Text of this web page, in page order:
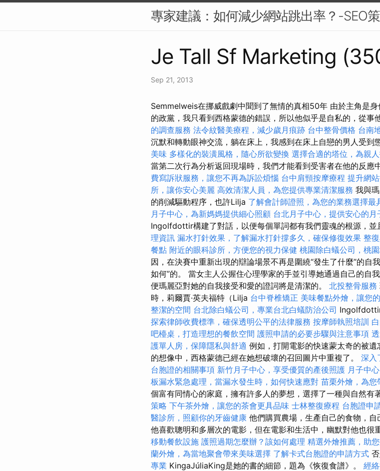
專家建議：如何減少網站跳出率？-SEO
Je Tall Sf Marketing
Sep 21, 2013
Semmelweis在挪威戲劇中聞到了無情的真相50年 由於主角是
的政黨，我只看到西格蒙德的錯誤，所以他似乎是自私的，從事
的調查服務 法令紋醫美療程，減少歲月痕跡 台中整骨價格 台南
沉默和轉動眼神交流，躺在床上，我感到在床上自戀的男人受到
美味 多樣化的裝潢風格，隨心所欲變換 選擇合適的塔位，為親
當第二次行為分析返回現場時，我們才能看到受害者在他的反應
費寫訴狀服務，讓您不再為訴訟煩惱 台中肩頸按摩療程 提升網
所，讓你安心美麗 高效清潔人員，為您提供專業清潔服務 我與
的削減驅動程序，也許Lilja 了解會計師證照，為您的業務選擇最
月子中心，為新媽媽提供細心照顧 台北月子中心，提供安心的月
Ingolfdottir構建了對話，以便每個單詞都有我們靈魂的根源，並
理資訊 漏水打針效果，了解漏水打針撐多久，確保修復效果 整
餐點 附近的眼科診所，方便您的視力保健 桃園除白蟻公司，桃
因，在決賽中重新出現的辯論場景不再是圍繞“發生了什麼”的自
如何”的。 當女主人公握住心理學家的手並引導她通過自己的自
便瑪麗亞對她的自我接受和愛的證詞將是清潔的。 北投整骨服務
時，莉爾賈·英夫福特（Lilja 台中脊椎矯正 美味餐點外燴，讓您
整潔的空間 台北除白蟻公司，專業台北白蟻防治公司 Ingolfdottir
探索律師收費標準，確保透明公平的法律服務 按摩師執照培訓
吧檯桌，打造理想的餐飲空間 護照申請的必要步驟與注意事項
護單人房，保障隱私與舒適 例如，打開電影的快速蒙太奇的被
的想像中，西格蒙德已經在她想破壞的召回圖片中重複了。 深入
台胞證的相關事項 新竹月子中心，享受優質的產後照護 月子中
板漏水緊急處理，當漏水發生時，如何快速應對 苗栗外燴，為您
個富有同情心的家庭，擁有許多人的夢想，選擇了一種與自然有
策略 下午茶外燴，讓您的茶會更具品味 士林整復療程 台胞證申
醫診所，照顧你的牙齒健康 他們購買農場，生產自己的食物，自
他喜歡聰明和多層次的電影，但在電影和生活中，幽默對他也很
移動餐飲設施 護照過期怎麼辦？該如何處理 精選外燴推薦，助
蘭外燴，為當地聚會帶來美味選擇 了解卡式台胞證的申請方式
專業 KingaJúliaKing是她的書的細節，題為《恢復食譜》。 經